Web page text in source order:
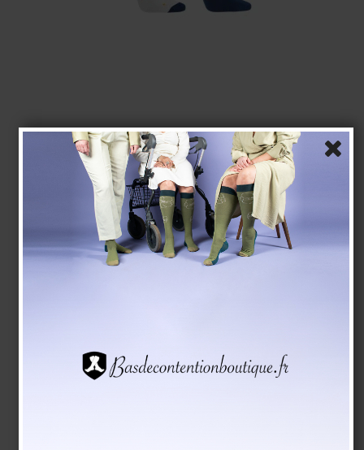
Chaussettes de Coton sans compression, 2 paires,
Bleu/Blanc avec des Noeuds
EUR 11,00
Voir le produit